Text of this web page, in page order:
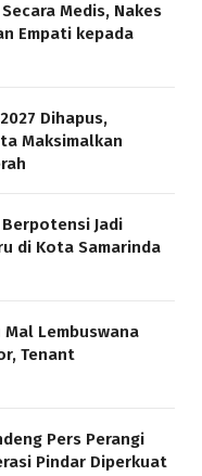
Medis, Nakes
Empati kepada
Dihapus,
Maksimalkan
Jadi
di Kota Samarinda
Lembuswana
Tenant
Pers Perangi
Pindar Diperkuat